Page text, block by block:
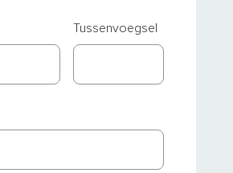
Tussenvoegsel